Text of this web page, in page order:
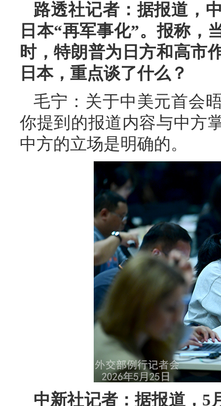
路透社记者：据报道，
日本“再军事化”。报称，
时，特朗普为日方和高市
日本，重点谈了什么？
毛宁：关于中美元首会
你提到的报道内容与中方
中方的立场是明确的。
中新社记者：据报道，5